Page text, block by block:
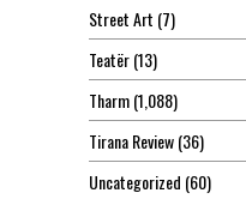
Street Art (7)
Teatër(13)
Tharm(1,088)
Tirana Review(36)
Uncategorized (60)